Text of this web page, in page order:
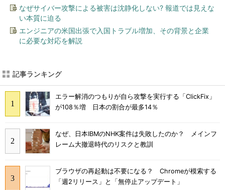
なぜサイバー攻撃による被害は沈静化しない? 報道では見えな
い本質に迫る
エンジニアの米国出張で入国トラブル増加、その背景と企業
に必要な対応を解説
記事ランキング
エラー解消のつもりが自ら攻撃を実行する「ClickFix」
が108％増 日本の割合が最多14％
なぜ、日本IBMのNHK案件は失敗したのか？ メインフ
レーム大撤退時代のリスクと教訓
ブラウザの再起動は不要になる？ Chromeが模索する
「週2リリース」と「無停止アップデート」